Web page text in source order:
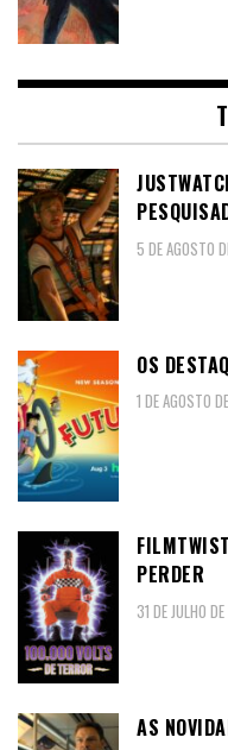
5 DE AGOSTO
OS
1 DE AGOSTO
PERDER
31 DE JULHO
AS